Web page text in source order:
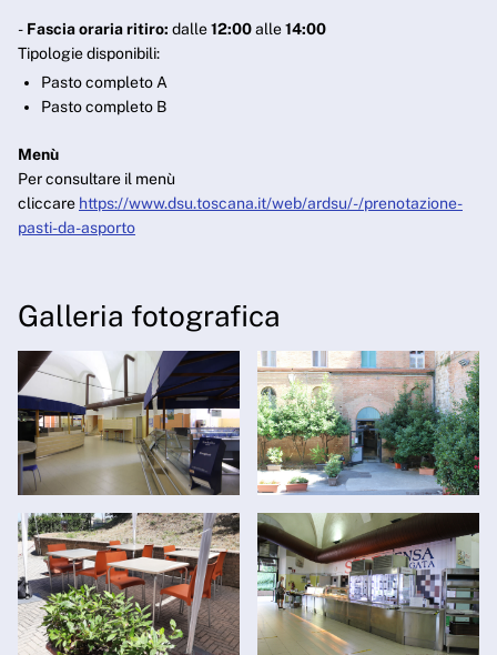
- Fascia oraria ritiro: dalle12:00alle14:00
Tipologie disponibili:
Pasto completo A
Pasto completo B
Menù
Per consultare il menù
cliccare https://www.dsu.toscana.it/web/ardsu/-/prenotazione-
pasti-da-asporto
Galleria fotografica